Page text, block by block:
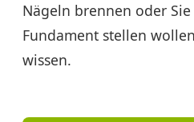
Nägeln brennen oder
Fundament stellen
wissen.